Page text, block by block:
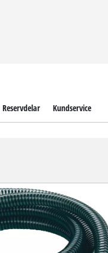
Reservdelar Kundservice